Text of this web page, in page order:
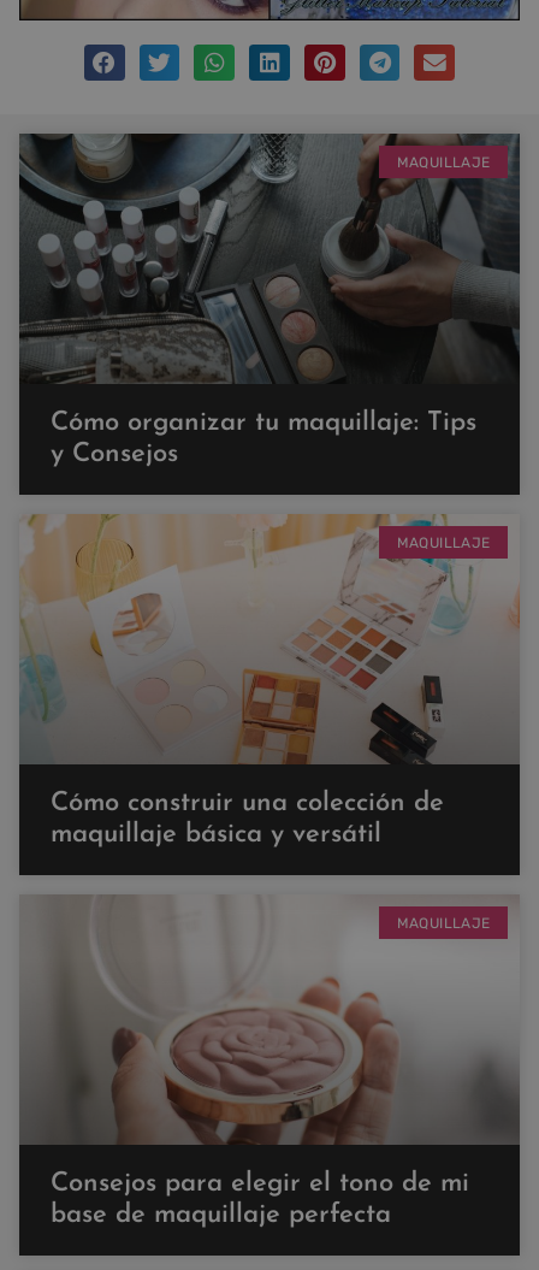
MAQUILLAJE
Cómo organizar tu maquillaje: Tips
y Consejos
MAQUILLAJE
Cómo construir una colección de
maquillaje básica y versátil
MAQUILLAJE
Consejos para elegir el tono de mi
base de maquillaje perfecta